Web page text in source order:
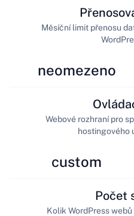
neomezeno
Měsíční limit přenosu
custom
Webové rozhraní pro
hostingového
Počet
Kolik WordPress